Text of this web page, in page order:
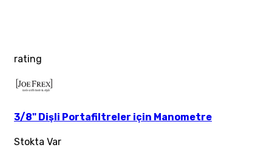
rating
3/8" Dişli Portafiltreler için Manometre
Stokta Var